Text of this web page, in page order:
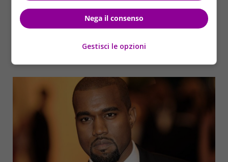
In un’intervista per Men’s Health, Zac Efron ha
ricordato gli effetti negativi di quella che, per
l’attore,...
Nega il consenso
Gestisci le opzioni